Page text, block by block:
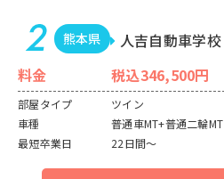
熊本県
人吉自動車学校
料金
税込346,500円
部屋タイプ
ツイン
車種
普通車MT+普通二輪MT
最短卒業日
22日間～